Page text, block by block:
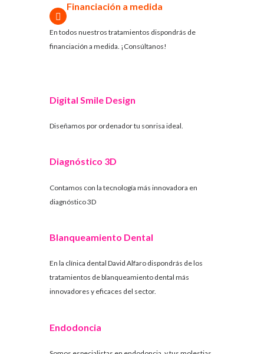
Financiación a medida
En todos nuestros tratamientos dispondrás de
financiación a medida. ¡Consúltanos!
Digital Smile Design
Diseñamos por ordenador tu sonrisa ideal.
Diagnóstico 3D
Contamos con la tecnología más innovadora en
diagnóstico 3D
Blanqueamiento Dental
En la clínica dental David Alfaro dispondrás de los
tratamientos de blanqueamiento dental más
innovadores y eficaces del sector.
Endodoncia